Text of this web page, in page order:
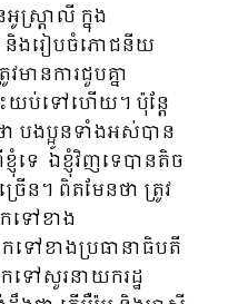
ត្រាលី ក្នុង
និងរៀបចំភោជនីយ
មានការជួបគ្នា
យប់ទៅហើយ។ ប៉ុន្តែ
ងប្អូនទាំងអស់បាន
ទេ ឯខ្ញុំវិញទេបានតិច
ើន។ ពិតមែនថា ត្រូវ
ទៅខាង
ទៅខាងប្រធានាធិបតី
ៅសួរនាយករដ្ឋ